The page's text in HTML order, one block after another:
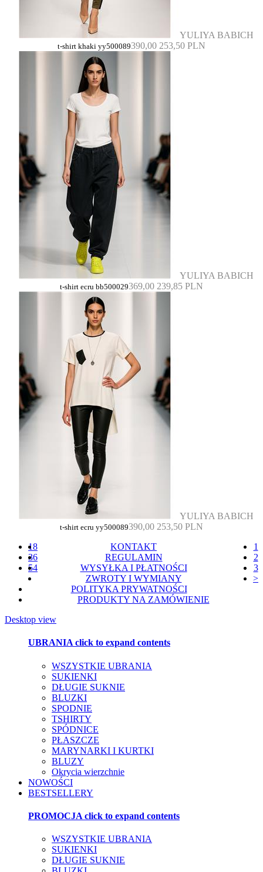
YULIYA BABICH
t-shirt khaki yy500089390,00 253,50 PLN
YULIYA BABICH
t-shirt ecru bb500029369,00 239,85 PLN
YULIYA BABICH
t-shirt ecru yy500089390,00 253,50 PLN
18
36
54
1
2
3
>
KONTAKT
REGULAMIN
WYSYŁKA I PŁATNOŚCI
ZWROTY I WYMIANY
POLITYKA PRYWATNOŚCI
PRODUKTY NA ZAMÓWIENIE
Desktop view
UBRANIA click to expand contents
WSZYSTKIE UBRANIA
SUKIENKI
DŁUGIE SUKNIE
BLUZKI
SPODNIE
TSHIRTY
SPÓDNICE
PŁASZCZE
MARYNARKI I KURTKI
BLUZY
Okrycia wierzchnie
NOWOŚCI
BESTSELLERY
PROMOCJA click to expand contents
WSZYSTKIE UBRANIA
SUKIENKI
DŁUGIE SUKNIE